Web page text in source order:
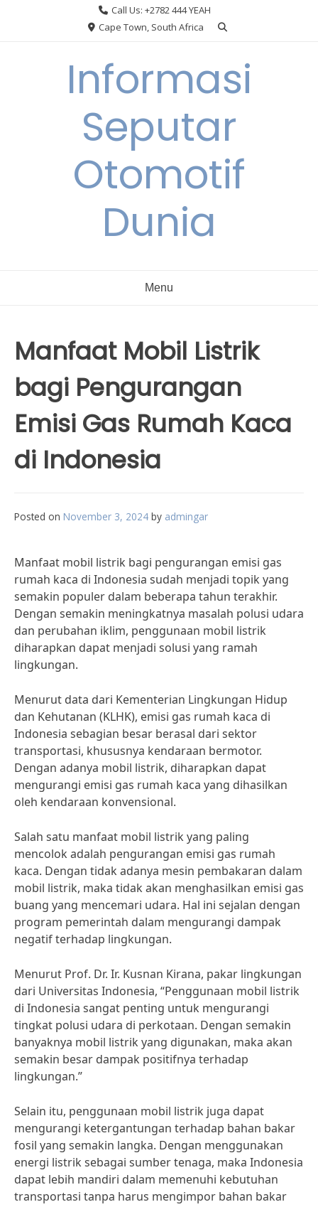
Call Us: +2782 444 YEAH
Cape Town, South Africa
Informasi
Seputar
Otomotif
Dunia
Menu
Manfaat Mobil Listrik
bagi Pengurangan
Emisi Gas Rumah Kaca
di Indonesia
Posted on November 3, 2024 by admingar
Manfaat mobil listrik bagi pengurangan emisi gas
rumah kaca di Indonesia sudah menjadi topik yang
semakin populer dalam beberapa tahun terakhir.
Dengan semakin meningkatnya masalah polusi udara
dan perubahan iklim, penggunaan mobil listrik
diharapkan dapat menjadi solusi yang ramah
lingkungan.
Menurut data dari Kementerian Lingkungan Hidup
dan Kehutanan (KLHK), emisi gas rumah kaca di
Indonesia sebagian besar berasal dari sektor
transportasi, khususnya kendaraan bermotor.
Dengan adanya mobil listrik, diharapkan dapat
mengurangi emisi gas rumah kaca yang dihasilkan
oleh kendaraan konvensional.
Salah satu manfaat mobil listrik yang paling
mencolok adalah pengurangan emisi gas rumah
kaca. Dengan tidak adanya mesin pembakaran dalam
mobil listrik, maka tidak akan menghasilkan emisi gas
buang yang mencemari udara. Hal ini sejalan dengan
program pemerintah dalam mengurangi dampak
negatif terhadap lingkungan.
Menurut Prof. Dr. Ir. Kusnan Kirana, pakar lingkungan
dari Universitas Indonesia, “Penggunaan mobil listrik
di Indonesia sangat penting untuk mengurangi
tingkat polusi udara di perkotaan. Dengan semakin
banyaknya mobil listrik yang digunakan, maka akan
semakin besar dampak positifnya terhadap
lingkungan.”
Selain itu, penggunaan mobil listrik juga dapat
mengurangi ketergantungan terhadap bahan bakar
fosil yang semakin langka. Dengan menggunakan
energi listrik sebagai sumber tenaga, maka Indonesia
dapat lebih mandiri dalam memenuhi kebutuhan
transportasi tanpa harus mengimpor bahan bakar